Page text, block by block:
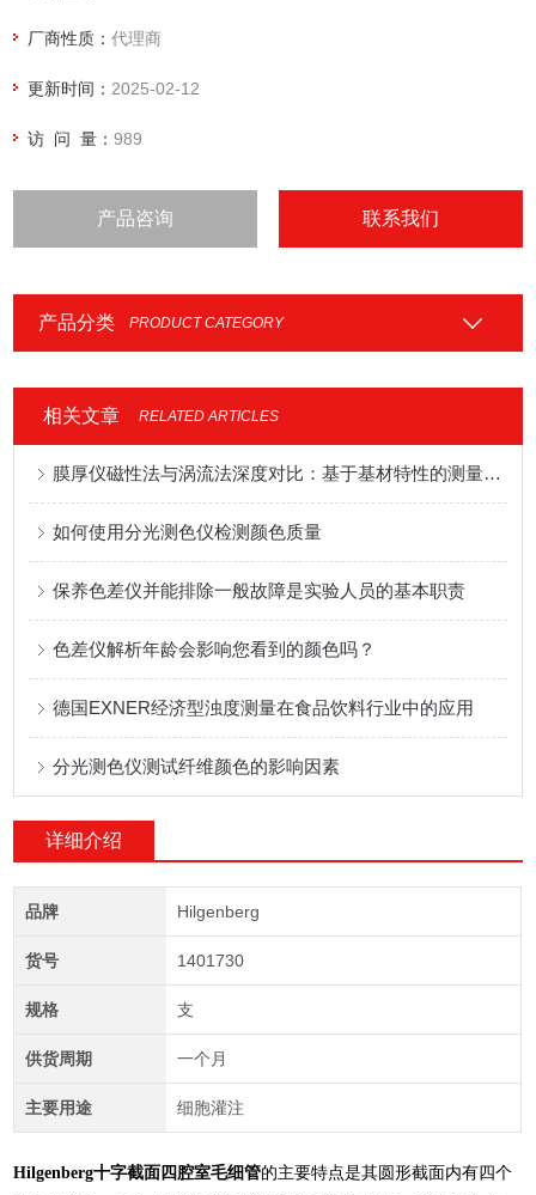
厂商性质：代理商
更新时间： 2025-02-12
访 问 量：989
产品咨询 联系我们
产品分类 PRODUCT CATEGORY
相关文章 RELATED ARTICLES
膜厚仪磁性法与涡流法深度对比：基于基材特性的测量模式优选指南
如何使用分光测色仪检测颜色质量
保养色差仪并能排除一般故障是实验人员的基本职责
色差仪解析年龄会影响您看到的颜色吗？
德国EXNER经济型浊度测量在食品饮料行业中的应用
分光测色仪测试纤维颜色的影响因素
详细介绍
品牌 Hilgenberg
货号 1401730
规格 支
供货周期 一个月
主要用途 细胞灌注
Hilgenberg十字截面四腔室毛细管的主要特点是其圆形截面内有四个